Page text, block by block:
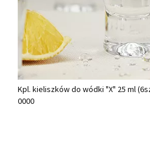
Kpl. kieliszków do wódki "X" 25 ml
0000